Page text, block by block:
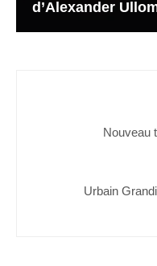
d’Alexander
Nouveau
Urbain